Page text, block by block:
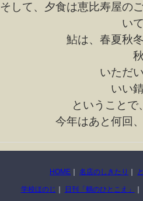
そして、夕食は恵比寿屋の
い
鮎は、春夏秋
いただ
いい
ということで
今年はあと何回
HOME 名店のしきたり
学校ほのじ 日刊「鶴のひとこえ」